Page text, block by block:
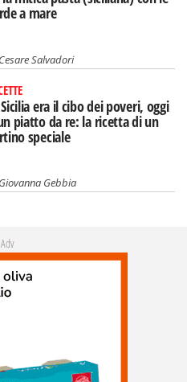
a mare
Cesare Salvadori
era il cibo dei poveri, oggi
piatto da re: la ricetta di un
speciale
Giovanna Gebbia
Adv